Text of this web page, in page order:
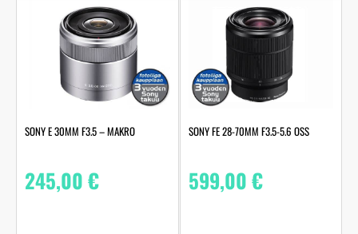
SONY E 30MM F3.5 – MAKRO
245,00€
SONY FE 28-70MM F3.5-5.6 OSS
599,00€